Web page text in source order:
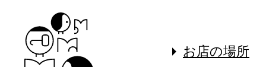
お店の場所
メールアドレスが公開されることはありま
須項目です